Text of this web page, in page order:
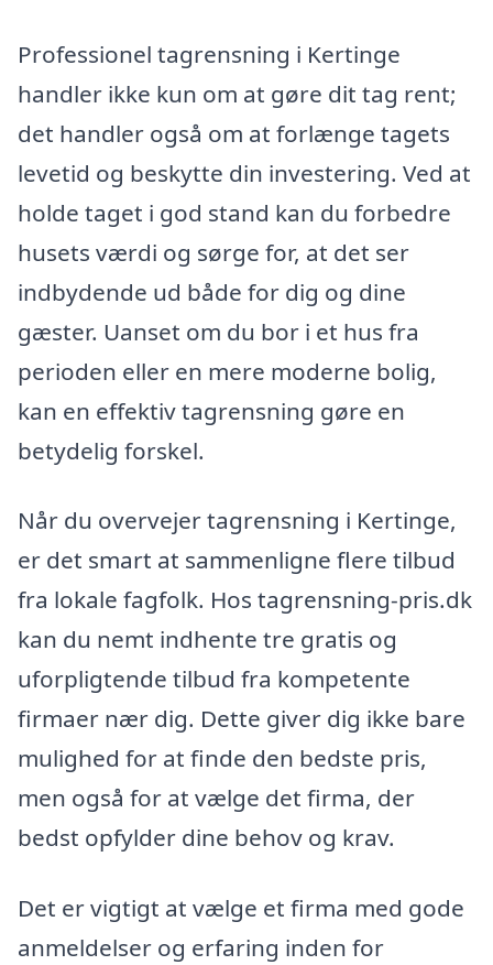
Professionel tagrensning i Kertinge
handler ikke kun om at gøre dit tag rent;
det handler også om at forlænge tagets
levetid og beskytte din investering. Ved at
holde taget i god stand kan du forbedre
husets værdi og sørge for, at det ser
indbydende ud både for dig og dine
gæster. Uanset om du bor i et hus fra
perioden eller en mere moderne bolig,
kan en effektiv tagrensning gøre en
betydelig forskel.
Når du overvejer tagrensning i Kertinge,
er det smart at sammenligne flere tilbud
fra lokale fagfolk. Hos tagrensning-pris.dk
kan du nemt indhente tre gratis og
uforpligtende tilbud fra kompetente
firmaer nær dig. Dette giver dig ikke bare
mulighed for at finde den bedste pris,
men også for at vælge det firma, der
bedst opfylder dine behov og krav.
Det er vigtigt at vælge et firma med gode
anmeldelser og erfaring inden for